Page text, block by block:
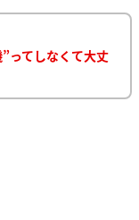
ってしなくて大丈